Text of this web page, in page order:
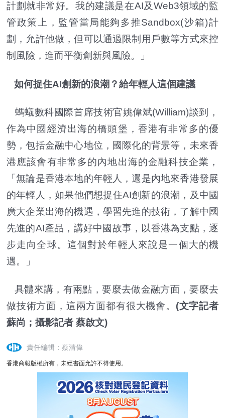
計劃就非常好。我的建議是在AI及Web3領域的監
管政策上，監管當局能夠多推Sandbox(沙箱)計
劃，允許他做，但可以通過限制用戶數等方式來控
制風險，進而平衡創新與風險。」
如何捉住AI創新的浪潮？給年輕人這個建議
螞蟻數科國際首席技術官姚偉斌(William)談到，
作為中國經濟出海的橋頭堡，香港有非常多的優
勢，包括金融中心地位，國際化的背景等，未來香
港應該會有非常多的內地出海的金融科技企業，
「無論是香港本地的年輕人，還是內地來香港發展
的年輕人，如果他們想捉住AI創新的浪潮，及中國
廣大企業出海的機遇，學習先進的技術，了解中國
先進的AI產品，講好中國故事，以香港為支點，逐
步走向全球。這個對於年輕人來說是一個大的機
遇。」
具體來講，有兩點，要麼去做金融方面，要麼去
做技術方面，這兩方面都有很大機會。 (文字記者
蘇尚；攝影記者 蔡啟文)
責任編輯：蔡清偉
香港商報版權所有，未經書面允許不得使用。